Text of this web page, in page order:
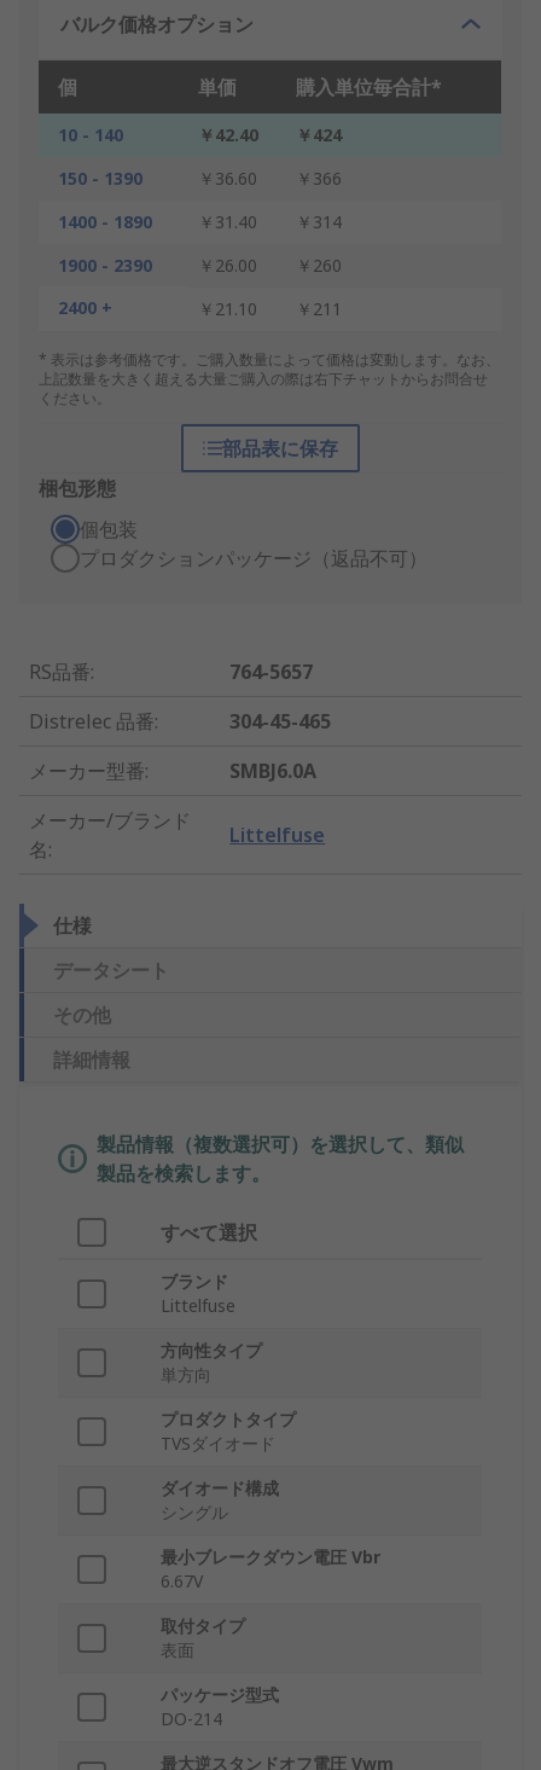
バルク価格オプション
個 単価 購入単位毎合計*
10 - 140 ￥42.40
￥424
150 - 1390
￥36.60
￥366
1400 - 1890
￥31.40
￥314
1900 - 2390
￥26.00
￥260
2400 +
￥21.10 ￥211
* 表示は参考価格です。ご購入数量によって価格は変動します。なお、
上記数量を大きく超える大量ご購入の際は右下チャットからお問合せ
ください。
部品表に保存
梱包形態
個包装
プロダクションパッケージ（返品不可）
RS品番:
764-5657
Distrelec 品番:
304-45-465
メーカー型番:
SMBJ6.0A
メーカー/ブランド
名:
Littelfuse
仕様
データシート
その他
詳細情報
製品情報（複数選択可）を選択して、類似
製品を検索します。
すべて選択
ブランド
Littelfuse
方向性タイプ
単方向
プロダクトタイプ
TVSダイオード
ダイオード構成
シングル
最小ブレークダウン電圧 Vbr
6.67V
取付タイプ
表面
パッケージ型式
DO-214
最大逆スタンドオフ電圧 Vwm